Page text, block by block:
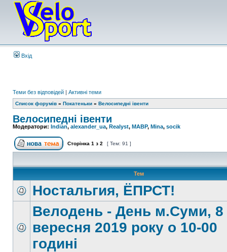
Вхід
Теми без відповідей | Активні теми
Список форумів » Покатеньки » Велосипедні івенти
Велосипедні івенти
Модератори: Indian, alexander_ua, Realyst, MABP, Mina, socik
Сторінка 1 з 2 [ Тем: 91 ]
Тем
Ностальгия, ЁПРСТ!
Велодень - День м.Суми, 8
вересня 2019 року о 10-00
годині